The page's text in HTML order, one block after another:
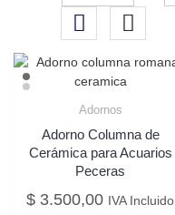
Adornos
Adorno Columna de
Cerámica para Acuarios
Peceras
$ 3.500,00 IVA Incluido